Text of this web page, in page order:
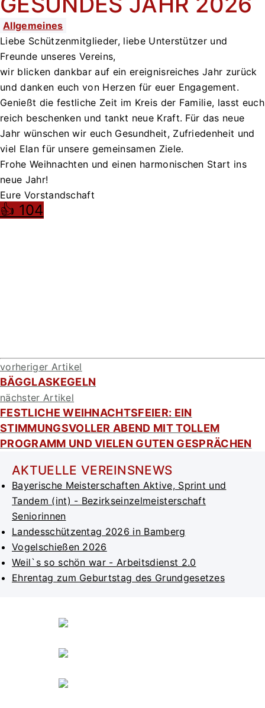
Allgemeines
Liebe Schützenmitglieder, liebe Unterstützer und
Freunde unseres Vereins,
wir blicken dankbar auf ein ereignisreiches Jahr zurück
und danken euch von Herzen für euer Engagement.
Genießt die festliche Zeit im Kreis der Familie, lasst euch
reich beschenken und tankt neue Kraft. Für das neue
Jahr wünschen wir euch Gesundheit, Zufriedenheit und
viel Elan für unsere gemeinsamen Ziele.
Frohe Weihnachten und einen harmonischen Start ins
neue Jahr!
Eure Vorstandschaft
👍 104
vorheriger Artikel
BÄGGLASKEGELN
nächster Artikel
FESTLICHE WEIHNACHTSFEIER: EIN
STIMMUNGSVOLLER ABEND MIT TOLLEM
PROGRAMM UND VIELEN GUTEN GESPRÄCHEN
AKTUELLE VEREINSNEWS
Bayerische Meisterschaften Aktive, Sprint und
Tandem (int) - Bezirkseinzelmeisterschaft
Seniorinnen
Landesschützentag 2026 in Bamberg
Vogelschießen 2026
Weil`s so schön war - Arbeitsdienst 2.0
Ehrentag zum Geburtstag des Grundgesetzes